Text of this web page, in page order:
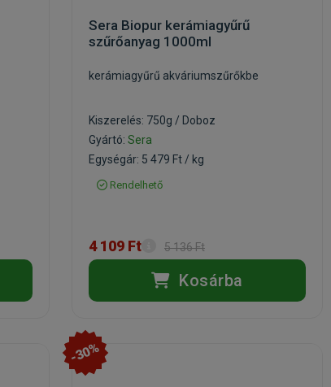
Sera Biopur kerámiagyűrű
szűrőanyag 1000ml
kerámiagyűrű akváriumszűrőkbe
Kiszerelés: 750g / Doboz
Gyártó: Sera
Egységár: 5 479 Ft / kg
Rendelhető
4 109 Ft 5 136 Ft
Kosárba
-30%